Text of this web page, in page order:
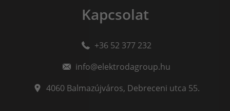
Kapcsolat
+36 52 377 232
info@elektrodagroup.hu
4060 Balmazújváros, Debreceni utca 55.